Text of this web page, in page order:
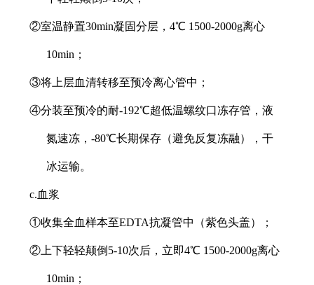
②室温静置30min凝固分层，4℃ 1500-2000g离心
10min；
③将上层血清转移至预冷离心管中；
④分装至预冷的耐-192℃超低温螺纹口冻存管，液
氮速冻，-80℃长期保存（避免反复冻融），干
冰运输。
c.血浆
①收集全血样本至EDTA抗凝管中（紫色头盖）；
②上下轻轻颠倒5-10次后，立即4℃ 1500-2000g离心
10min；